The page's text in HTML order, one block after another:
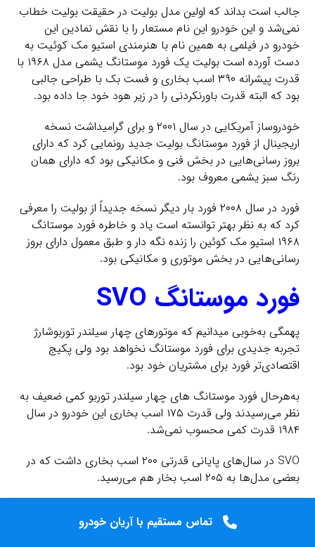
تماس فوری
جالب است بداند که اولین مدل بولیت در حقیقت بولیت خطاب
نمی‌شد و این خودرو این نام مستعار را با نقش نمادین این
خودرو در فیلمی به همین نام با هنرمندی استیو مک کوئیت به
دست آورده است بولیت یک فورد موستانگ یشمی مدل ۱۹۶۸ با
قدرت پیشرانه ۳۹۰ اسب بخاری و فست بک با طراحی جالبی
بود که البته قدرت باورنکردنی را در زیر هود خود جا داده بود.
خودروساز آمریکایی در سال ۲۰۰۱ و برای گرامیداشت نسخه
اریجینال از فورد موستانگ بولیت جدید رونمایی کرد که دارای
بروز رسانی‌هایی در بخش فنی و مکانیکی بود که دارای همان
رنگ سبز یشمی معروف بود.
فورد در سال ۲۰۰۸ فورد بار دیگر نسخه جدیداً از بولیت را معرفی
کرد که به نظر بهتر توانسته است یاد و خاطره فورد موستانگ
۱۹۶۸ استیو مک کوئین را زنده نگه دار و طبق معمول دارای بروز
رسانی‌هایی در بخش موتوری و مکانیکی بود.
فورد موستانگ SVO
پهمگی به‌خوبی میدانیم که موتورهای چهار سیلندر توربوشارژ
تجربه جدیدی برای فورد موستانگ نخواهد بود ولی پکیج
اقتصادی‌تر فورد برای مشتریان خود بود.
به‌هرحال فورد موستانگ های چهار سیلندر توربو کمی ضعیف به
نظر می‌رسیدند ولی قدرت ۱۷۵ اسب بخاری این خودرو در سال
۱۹۸۴ قدرت کمی محسوب نمی‌شد.
SVO در سال‌های پایانی قدرتی ۲۰۰ اسب بخاری داشت که در
بعضی مدل‌ها به ۲۰۵ اسب بخار هم می‌رسید.
تغییراتی در ترمزها، فرمان پذیری، گیربکس و سیستم تعلیق این
تماس مستقیم با آریان خودرو
تماس مستقیم با آریان خودرو